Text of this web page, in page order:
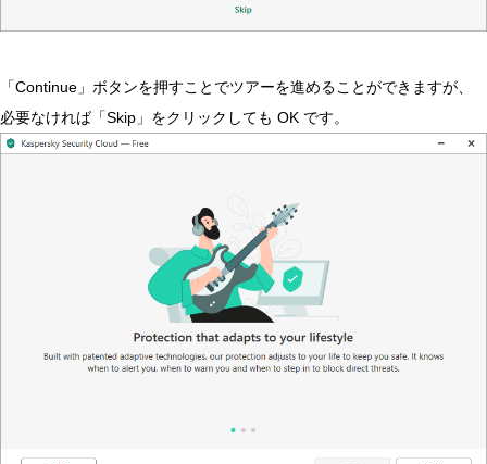
「Continue」ボタンを押すことでツアーを進めることができますが、
必要なければ「Skip」をクリックしても OK です。